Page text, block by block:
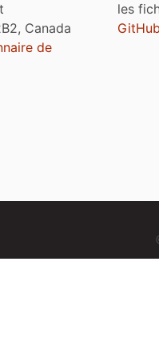
Canada
de
les
GitHub